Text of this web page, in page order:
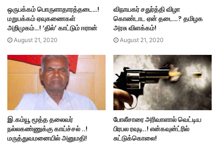
ஒருபக்கம் பொருளாதாரத்தடை…!
மறுபக்கம் ஏவுகணைகள்
அறிமுகம்…! ‘தில்’ காட்டும் ஈரான்
August 21, 2020
விநாயகர் சதுர்த்தி விழா
கொண்டாட ஏன் தடை…? தமிழக
அரசு விளக்கம்!
August 21, 2020
இ.கம்யூ மூத்த தலைவர்
நல்லகண்ணுக்கு காய்ச்சல் ..!
மருத்துவமனையில் அனுமதி!
போலீசாரை அரிவாளால் வெட்டிய
பிரபல ரவுடி..! என்கவுன்ட்ரில்
சுட்டுக்கொலை!